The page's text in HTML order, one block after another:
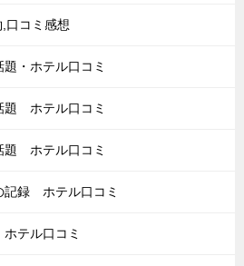
口コミ感想
・ホテル口コミ
題 ホテル口コミ
題 ホテル口コミ
記録 ホテル口コミ
テル口コミ